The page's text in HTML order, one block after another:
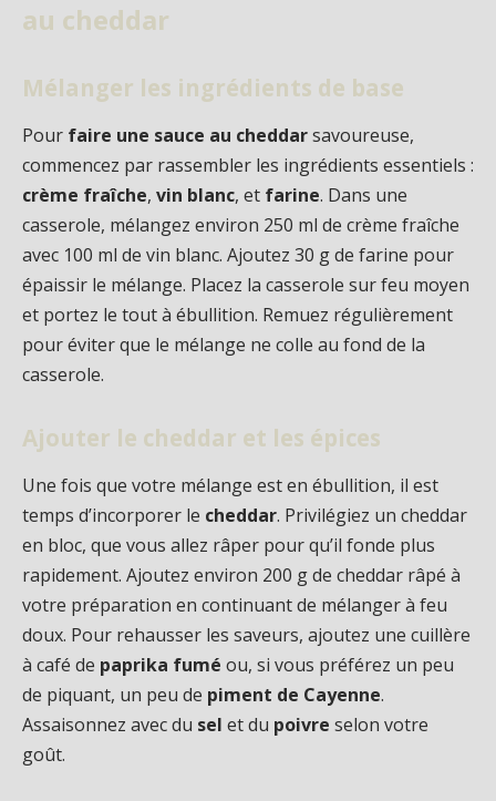
au cheddar
Mélanger les ingrédients de base
Pour faire une sauce au cheddarsavoureuse,
commencez par rassembler les ingrédients essentiels :
crème fraîche, vin blanc, et farine. Dans une
casserole, mélangez environ 250 ml de crème fraîche
avec 100 ml de vin blanc. Ajoutez 30 g de farine pour
épaissir le mélange. Placez la casserole sur feu moyen
et portez le tout à ébullition. Remuez régulièrement
pour éviter que le mélange ne colle au fond de la
casserole.
Ajouter le cheddar et les épices
Une fois que votre mélange est en ébullition, il est
temps d’incorporer le cheddar. Privilégiez un cheddar
en bloc, que vous allez râper pour qu’il fonde plus
rapidement. Ajoutez environ 200 g de cheddar râpé à
votre préparation en continuant de mélanger à feu
doux. Pour rehausser les saveurs, ajoutez une cuillère
à café de paprika fumé ou, si vous préférez un peu
de piquant, un peu de piment de Cayenne.
Assaisonnez avec du sel et du poivre selon votre
goût.